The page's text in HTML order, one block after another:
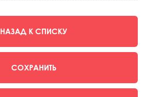
НАЗАД К СПИСКУ
СОХРАНИТЬ